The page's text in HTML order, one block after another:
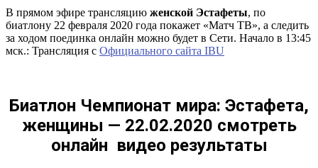
Логинов может пропустить эстафету на чемпионате мира в
Италии
В прямом эфире трансляцию женской Эстафеты, по
биатлону 22 февраля 2020 года покажет «Матч ТВ», а следить
за ходом поединка онлайн можно будет в Сети. Начало в 13:45
мск.: Трансляция с Официального сайта IBU
Биатлон Чемпионат мира: Эстафета,
женщины — 22.02.2020 смотреть
онлайн видео результаты